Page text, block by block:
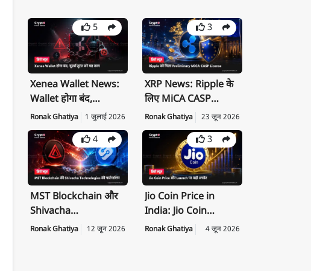
5
Xenea Wallet News:
Wallet होगा बंद,
Private Key तुरंत करें
Export
Ronak Ghatiya 1 जुलाई 2026
3
XRP News: Ripple के
लिए MiCA CASP
License क्यों है बड़ी
उपलब्धि
Ronak Ghatiya 23 जून 2026
4
MST Blockchain और
Shivacha
Technologies के बीच
Ronak Ghatiya 12 जून 2026
3
Jio Coin Price in
India: Jio Coin
Launch Date, Price
Ronak Ghatiya 4 जून 2026